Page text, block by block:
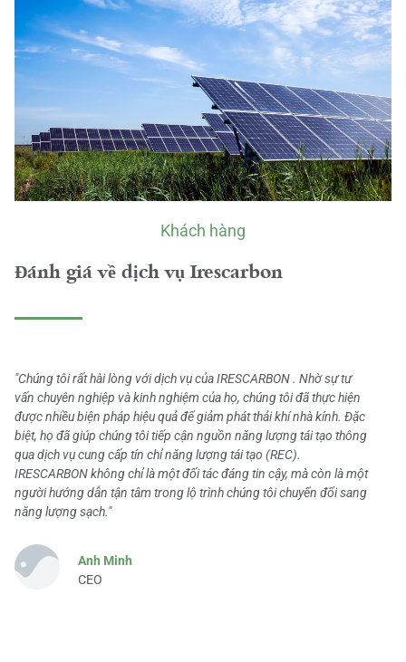
Khách hàng
Đánh giá về dịch vụ Irescarbon
"Chúng tôi rất hài lòng với dịch vụ của IRESCARBON . Nhờ sự tư
vấn chuyên nghiệp và kinh nghiệm của họ, chúng tôi đã thực hiện
được nhiều biện pháp hiệu quả để giảm phát thải khí nhà kính. Đặc
biệt, họ đã giúp chúng tôi tiếp cận nguồn năng lượng tái tạo thông
qua dịch vụ cung cấp tín chỉ năng lượng tái tạo (REC).
IRESCARBON không chỉ là một đối tác đáng tin cậy, mà còn là một
người hướng dẫn tận tâm trong lộ trình chúng tôi chuyển đổi sang
năng lượng sạch."
Anh Minh
CEO